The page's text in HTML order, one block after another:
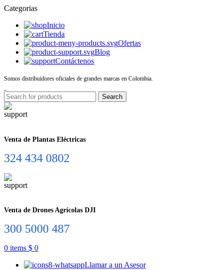
Categorias
Inicio
Tienda
Ofertas
Blog
Contáctenos
Somos distribuidores oficiales de grandes marcas en Colombia.
Search
Venta de Plantas Eléctricas
324 434 0802
Venta de Drones Agrícolas DJI
300 5000 487
0 items $ 0
Llamar a un Asesor